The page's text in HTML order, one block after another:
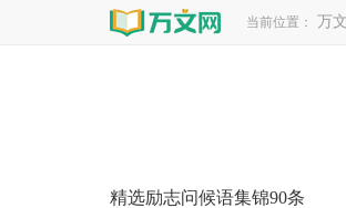
当前位置： 万
精选励志问候语集锦90条